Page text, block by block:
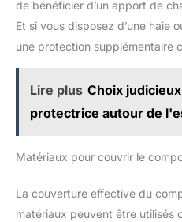
de bénéficier d’un apport de
Et si vous disposez d’une haie
une protection supplémentaire
Lire plus Choix
protectrice autour de
Matériaux pour couvrir le
La couverture effective du
matériaux peuvent être utilisés